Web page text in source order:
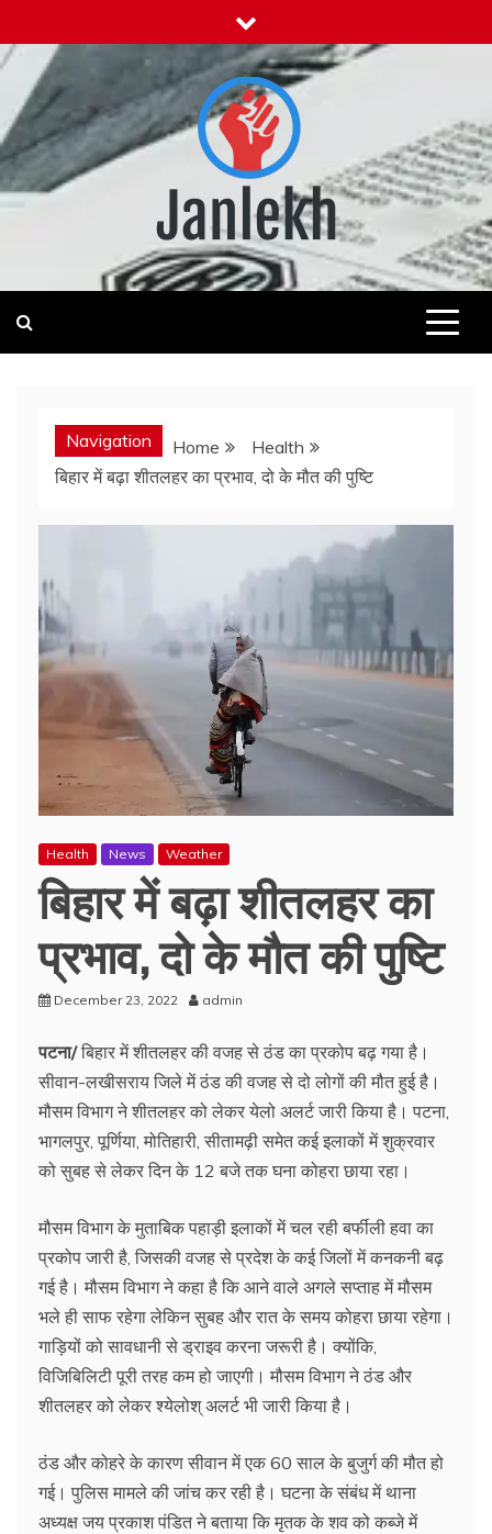
to
content
News for Public
Navigation Home
Health
बिहार में बढ़ा शीतलहर का प्रभाव, दो के मौत की पुष्टि
Health News Weather
बिहार में बढ़ा शीतलहर का
प्रभाव, दो के मौत की पुष्टि
December 23, 2022 admin
पटना/बिहार में शीतलहर की वजह से ठंड का प्रकोप बढ़ गया है।
सीवान-लखीसराय जिले में ठंड की वजह से दो लोगों की मौत हुई है।
मौसम विभाग ने शीतलहर को लेकर येलो अलर्ट जारी किया है। पटना,
भागलपुर, पूर्णिया, मोतिहारी, सीतामढ़ी समेत कई इलाकों में शुक्रवार
को सुबह से लेकर दिन के 12 बजे तक घना कोहरा छाया रहा।
मौसम विभाग के मुताबिक पहाड़ी इलाकों में चल रही बर्फीली हवा का
प्रकोप जारी है, जिसकी वजह से प्रदेश के कई जिलों में कनकनी बढ़
गई है। मौसम विभाग ने कहा है कि आने वाले अगले सप्ताह में मौसम
भले ही साफ रहेगा लेकिन सुबह और रात के समय कोहरा छाया रहेगा।
गाड़ियों को सावधानी से ड्राइव करना जरूरी है। क्योंकि,
विजिबिलिटी पूरी तरह कम हो जाएगी। मौसम विभाग ने ठंड और
शीतलहर को लेकर श्येलोश् अलर्ट भी जारी किया है।
ठंड और कोहरे के कारण सीवान में एक 60 साल के बुजुर्ग की मौत हो
गई। पुलिस मामले की जांच कर रही है। घटना के संबंध में थाना
अध्यक्ष जय प्रकाश पंडित ने बताया कि मृतक के शव को कब्जे में